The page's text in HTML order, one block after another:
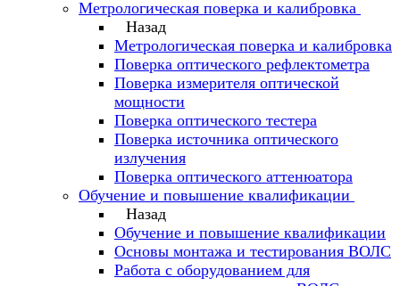
Метрологическая поверка и калибровка
Назад
Метрологическая поверка и калибровка
Поверка оптического рефлектометра
Поверка измерителя оптической
мощности
Поверка оптического тестера
Поверка источника оптического
излучения
Поверка оптического аттенюатора
Обучение и повышение квалификации
Назад
Обучение и повышение квалификации
Основы монтажа и тестирования ВОЛС
Работа с оборудованием для